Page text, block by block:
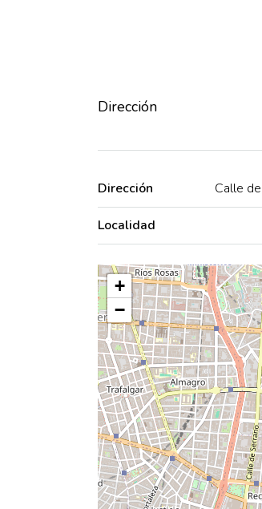
Dirección
Dirección Calle
Localidad
+
−